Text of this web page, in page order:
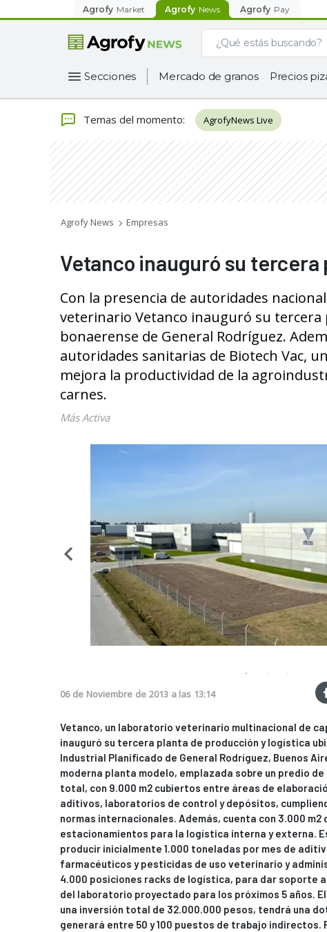
Agrofy Market Agrofy News Agrofy Pay
Secciones Mercado de granos Precios
Temas del momento: AgrofyNews Live
Agrofy News Empresas
Vetanco inauguró su
Con la presencia de autoridades
veterinario Vetanco inauguró su tercera
bonaerense de General Rodríguez.
autoridades sanitarias de Biotech Vac,
mejora la productividad de la
carnes.
Más Activa
06 de Noviembre de 2013 a las 13:14
Vetanco, un laboratorio veterinario multinacional de
inauguró su tercera planta de producción y logística
Industrial Planificado de General Rodríguez, Buenos
moderna planta modelo, emplazada sobre un predio
total, con 9.000 m2 cubiertos entre áreas de
aditivos, laboratorios de control y depósitos,
normas internacionales. Además, cuenta con 3.000 m2
estacionamientos para la logística interna y externa.
producir inicialmente 1.000 toneladas por mes de
farmacéuticos y pesticidas de uso veterinario y
4.000 posiciones racks de logística, para dar soporte
del laboratorio proyectado para los próximos 5 años.
una inversión total de 32.000.000 pesos, tendrá una
generará entre 50 y 100 puestos de trabajo indirectos.